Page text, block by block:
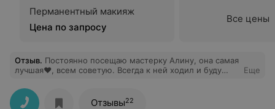
от самого салона.Т.е. я приходя в салон отдаю за
услугу полмиллиона для того,чтобы мастер набил
руку, да еще и поранили. Никому не советую,
Перманентный макияж
Цена по запросу
Все цены
Отзыв. Постоянно посещаю мастерку Алину, она самая
лучшая❤, всем советую. Всегда к ней ходил и буду
мастера и персонал супер — вежливые
профессионалы своего дела. Не пожалеете
Еще
Отзывы22